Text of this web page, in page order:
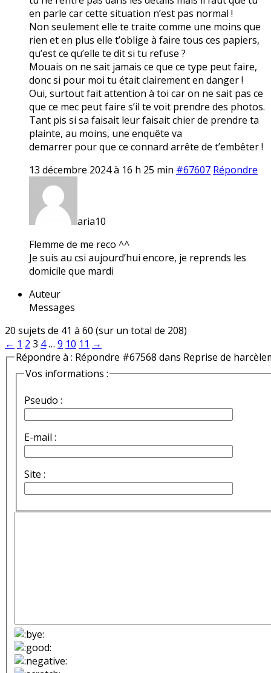
en parle car cette situation n’est pas normal !
Non seulement elle te traite comme une moins que
rien et en plus elle t’oblige à faire tous ces papiers,
qu’est ce qu’elle te dit si tu refuse ?
Mouais on ne sait jamais ce que ce type peut faire,
donc si pour moi tu était clairement en danger !
Oui, surtout fait attention à toi car on ne sait pas ce
que ce mec peut faire s’il te voit prendre des photos.
Tant pis si sa faisait leur faisait chier de prendre ta
plainte, au moins, une enquête va
demarrer pour que ce connard arrête de t’embêter !
13 décembre 2024 à 16 h 25 min #67607 Répondre
aria10
Flemme de me reco ^^
Je suis au csi aujourd’hui encore, je reprends les
domicile que mardi
Auteur
Messages
20 sujets de 41 à 60 (sur un total de 208)
← 1 2 3 4… 9 10 11 →
Répondre à : Répondre #67568 dans Reprise de
Vos informations :
Pseudo :
E-mail :
Site :